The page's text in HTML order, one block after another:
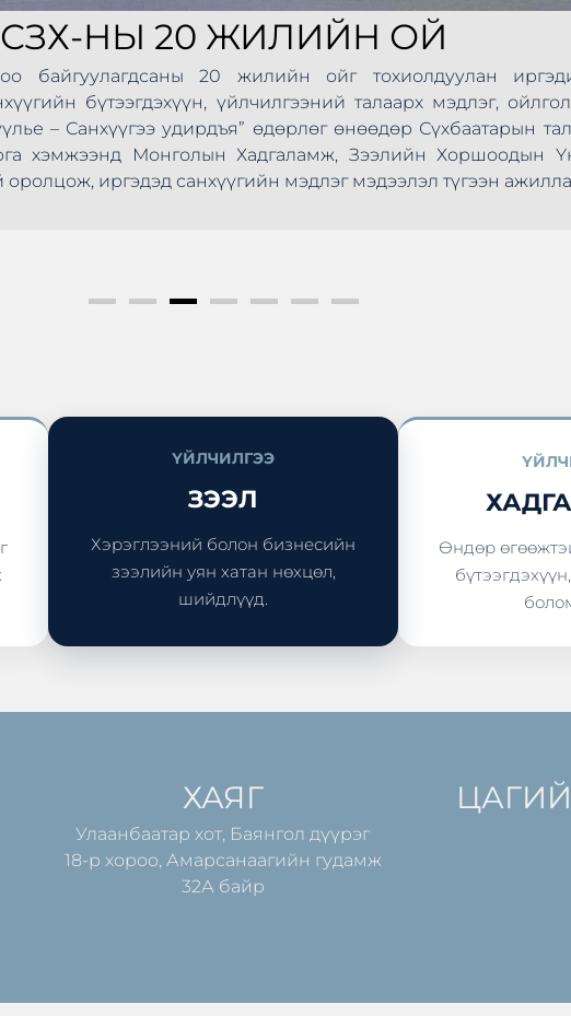
СЗХ-НЫ 20 ЖИЛИЙН ОЙ
байгуулагдсаны 20 жилийн ойг тохиолдуулан
бүтээгдэхүүн, үйлчилгээний талаарх мэдлэг,
– Санхүүгээ удирдъя” өдөрлөг өнөөдөр Сүхбаатарын
хэмжээнд Монголын Хадгаламж, Зээлийн Хоршоодын
иргэдэд санхүүгийн мэдлэг мэдээлэл түгээн
ҮЙЛЧИЛГЭЭ
ЗЭЭЛ
Хэрэглээний болон бизнесийн
зээлийн уян хатан нөхцөл,
шийдлүүд.
Өндөр
ХАЯГ
Улаанбаатар хот, Баянгол дүүрэг
18-р хороо, Амарсанаагийн гудамж
32А байр